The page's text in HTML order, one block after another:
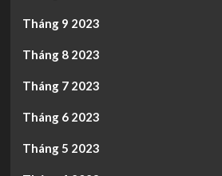
Tháng 9 2023
Tháng 8 2023
Tháng 7 2023
Tháng 6 2023
Tháng 5 2023